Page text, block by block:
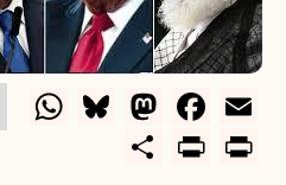
Email
Facebook
Print